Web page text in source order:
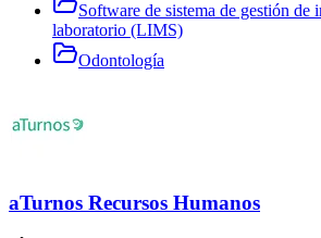
Software de sistema de gestión de
laboratorio (LIMS)
Odontología
aTurnos Recursos Humanos